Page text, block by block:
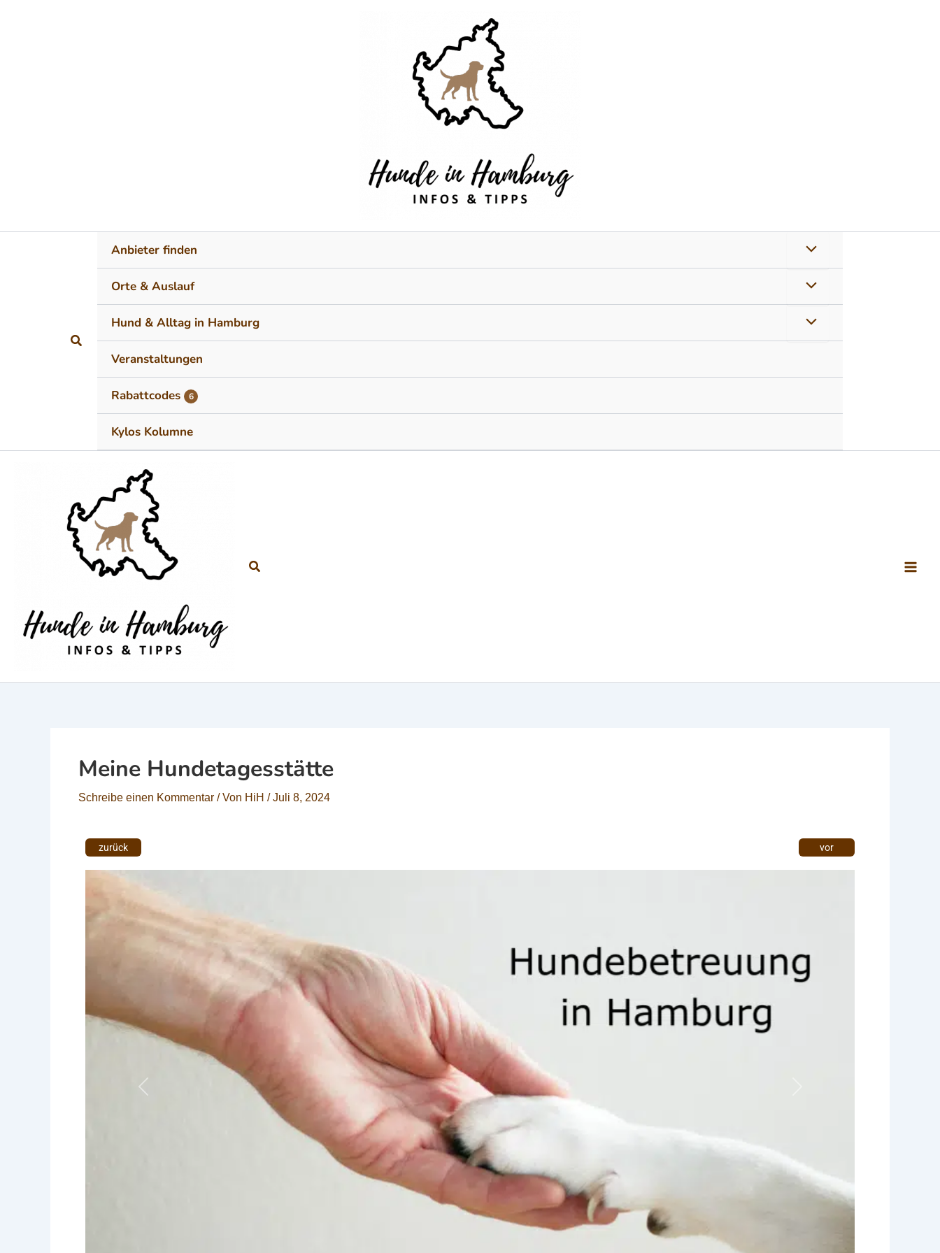
Suchen
Anbieter finden
Orte & Auslauf
Hund & Alltag in Hamburg
Veranstaltungen
Rabattcodes 6
Kylos Kolumne
Suchen
Meine Hundetagesstätte
Schreibe einen Kommentar / Von HiH /Juli 8, 2024
Vorheriges